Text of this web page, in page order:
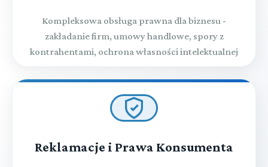
Kompleksowa obsługa prawna dla biznesu -
zakładanie firm, umowy handlowe, spory z
kontrahentami, ochrona własności intelektualnej
Reklamacje i Prawa Konsumenta